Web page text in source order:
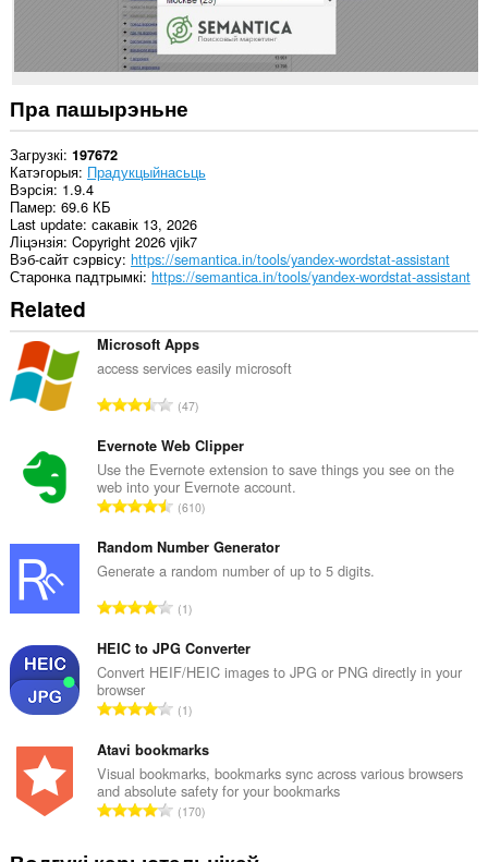
Пра пашырэньне
Загрузкі 197672
Катэгорыя Прадукцыйнасьць
Вэрсія 1.9.4
Памер 69.6 КБ
Last update сакавік 13, 2026
Ліцэнзія Copyright 2026 vjik7
Вэб-сайт сэрвісу https://semantica.in/tools/yandex-wordstat-assistant
Старонка падтрымкі https://semantica.in/tools/yandex-wordstat-assistant
Related
Microsoft Apps
access services easily microsoft
А
з
н
а
к
ў
:
47
Evernote Web Clipper
Use the Evernote extension to save things you see on the
web into your Evernote account.
А
з
н
к
ў
:
610
Random Number Generator
Generate a random number of up to 5 digits.
А
з
н
к
ў
:
1
HEIC to JPG Converter
Convert HEIF/HEIC images to JPG or PNG directly in your
browser
А
з
н
а
к
1
Atavi bookmarks
Visual bookmarks, bookmarks sync across various browsers
and absolute safety for your bookmarks
А170